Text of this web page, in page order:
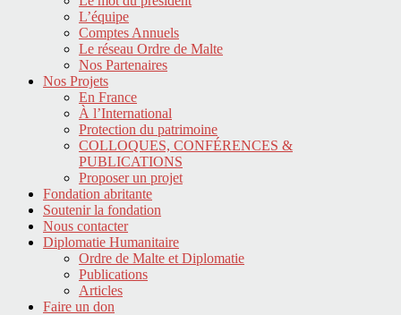
L’équipe
Comptes Annuels
Le réseau Ordre de Malte
Nos Partenaires
Nos Projets
En France
À l’International
Protection du patrimoine
COLLOQUES, CONFÉRENCES &
PUBLICATIONS
Proposer un projet
Fondation abritante
Soutenir la fondation
Nous contacter
Diplomatie Humanitaire
Ordre de Malte et Diplomatie
Publications
Articles
Faire un don